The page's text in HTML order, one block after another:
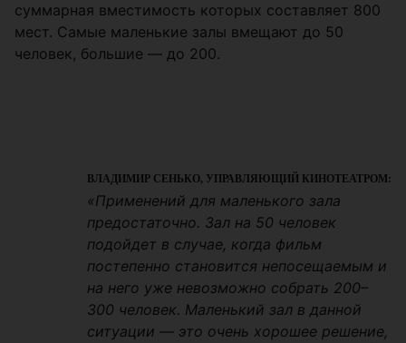
суммарная вместимость которых составляет 800
мест. Самые маленькие залы вмещают до 50
человек, большие — до 200.
ВЛАДИМИР СЕНЬКО, УПРАВЛЯЮЩИЙ КИНОТЕАТРОМ:
«Применений для маленького зала
предостаточно. Зал на 50 человек
подойдет в случае, когда фильм
постепенно становится непосещаемым и
на него уже невозможно собрать 200–
300 человек. Маленький зал в данной
ситуации — это очень хорошее решение,